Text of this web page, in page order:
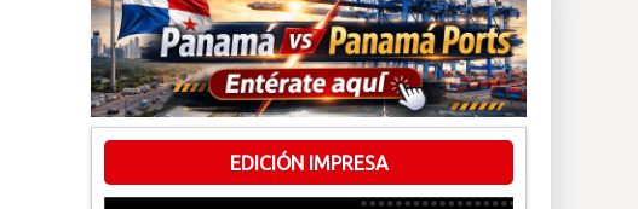
EDICIÓN IMPRESA